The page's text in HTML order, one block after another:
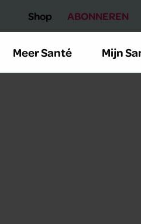
Shop ABONNEREN
Meer Santé Mijn